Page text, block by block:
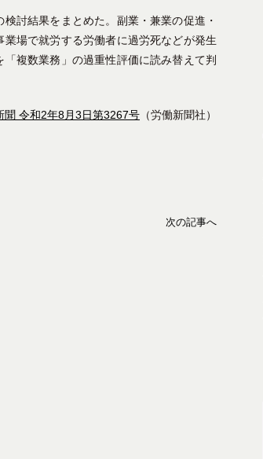
討結果をまとめた。副業・兼業の促進・
場で就労する労働者に過労死などが発生
複数業務」の過重性評価に読み替えて判
聞 令和2年8月3日第3267号 （労働新聞社）
次の記事へ